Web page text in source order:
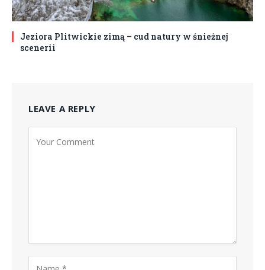
Jeziora Plitwickie zimą – cud natury w śnieżnej
scenerii
LEAVE A REPLY